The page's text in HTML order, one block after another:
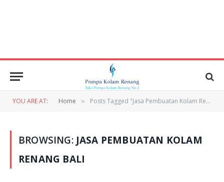
YOU ARE AT: Home » Posts Tagged "Jasa Pembuatan Kolam Renang Bali"
BROWSING: JASA PEMBUATAN KOLAM
RENANG BALI